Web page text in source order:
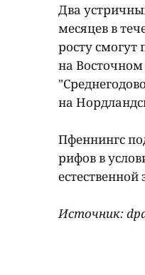
Два
месяцев в
росту
на Восточном
на
Пфеннингс
рифов в
Источник: